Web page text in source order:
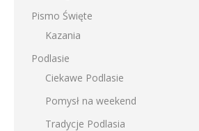
Pismo Święte
Kazania
Podlasie
Ciekawe Podlasie
Pomysł na weekend
Tradycje Podlasia